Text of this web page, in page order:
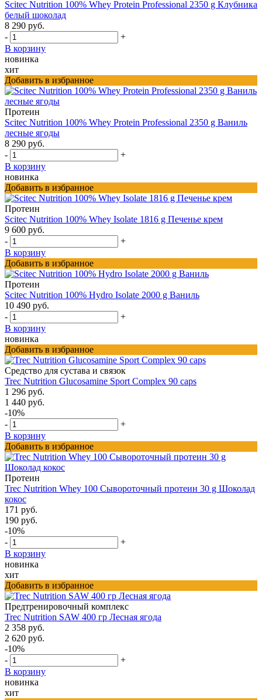
Scitec Nutrition 100% Whey Protein Professional 2350 g Клубника
белый шоколад
8 290 руб.
-
+
В корзину
новинка
хит
Добавить в избранное
Протеин
Scitec Nutrition 100% Whey Protein Professional 2350 g Ваниль
лесные ягоды
8 290 руб.
-
+
В корзину
новинка
Добавить в избранное
Протеин
Scitec Nutrition 100% Whey Isolate 1816 g Печенье крем
9 600 руб.
-
+
В корзину
Добавить в избранное
Протеин
Scitec Nutrition 100% Hydro Isolate 2000 g Ваниль
10 490 руб.
-
+
В корзину
новинка
Добавить в избранное
Средство для сустава и связок
Trec Nutrition Glucosamine Sport Complex 90 caps
1 296 руб.
1 440 руб.
-10%
-
+
В корзину
Добавить в избранное
Протеин
Trec Nutrition Whey 100 Сывороточный протеин 30 g Шоколад
кокос
171 руб.
190 руб.
-10%
-
+
В корзину
новинка
хит
Добавить в избранное
Предтренировочный комплекс
Trec Nutrition SAW 400 гр Лесная ягода
2 358 руб.
2 620 руб.
-10%
-
+
В корзину
новинка
хит